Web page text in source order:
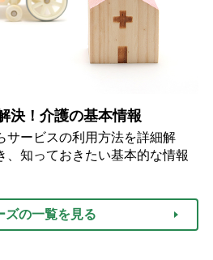
決！介護の基本情報
サービスの利用方法を詳細解
、知っておきたい基本的な情報
ズの一覧を見る